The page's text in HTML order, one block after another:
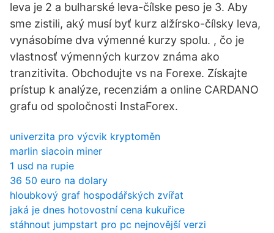
leva je 2 a bulharské leva-čílske peso je 3. Aby
sme zistili, aký musí byť kurz alžírsko-čílsky leva,
vynásobíme dva výmenné kurzy spolu. , čo je
vlastnosť výmenných kurzov známa ako
tranzitivita. Obchodujte vs na Forexe. Získajte
prístup k analýze, recenziám a online CARDANO
grafu od spoločnosti InstaForex.
univerzita pro výcvik kryptoměn
marlin siacoin miner
1 usd na rupie
36 50 euro na dolary
hloubkový graf hospodářských zvířat
jaká je dnes hotovostní cena kukuřice
stáhnout jumpstart pro pc nejnovější verzi